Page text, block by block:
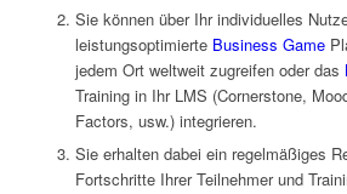
Sie können über Ihr individuelles
leistungsoptimierte Business Game
jedem Ort weltweit zugreifen oder das
Training in Ihr LMS (Cornerstone,
Factors, usw.) integrieren.
Sie erhalten dabei ein regelmäßiges
Fortschritte Ihrer Teilnehmer und